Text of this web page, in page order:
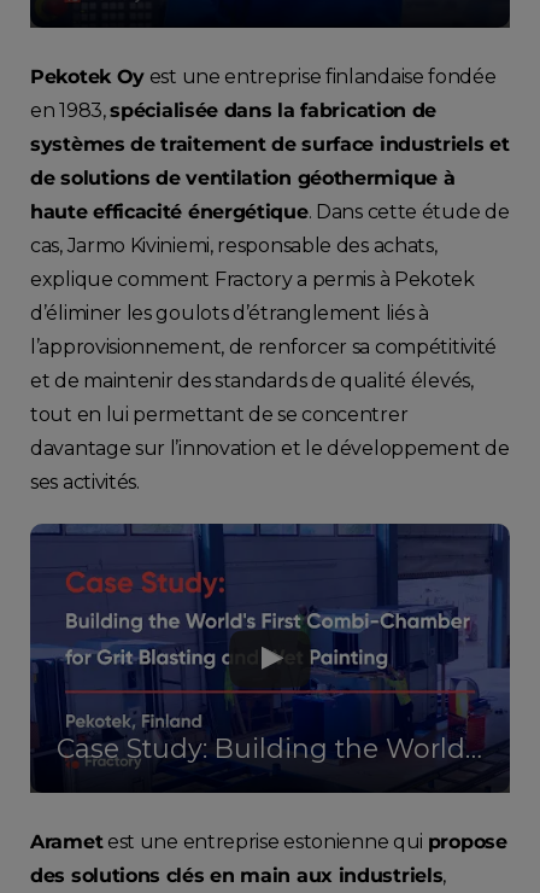
Pekotek Oy est une entreprise finlandaise fondée
en 1983,spécialisée dans la fabrication de
systèmes de traitement de surface industriels et
de solutions de ventilation géothermique à
haute efficacité énergétique. Dans cette étude de
cas, Jarmo Kiviniemi, responsable des achats,
explique comment Fractory a permis à Pekotek
d’éliminer les goulots d’étranglement liés à
l’approvisionnement, de renforcer sa compétitivité
et de maintenir des standards de qualité élevés,
tout en lui permettant de se concentrer
davantage sur l’innovation et le développement de
ses activités.
Case Study: Building the World's First Combi-Chamber for Grit Blasting and Wet Painting - Pekotek
Arametest une entreprise estonienne qui propose
des solutions clés en main aux industriels,